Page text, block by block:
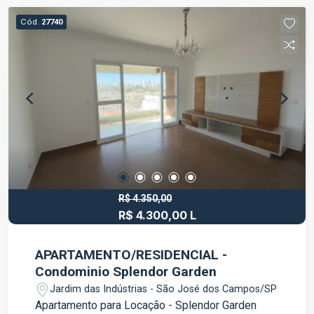
conta com comércios, escolas, supermercados,
serviços e diversas conveniências que garantem
praticidade no dia a dia. Ideal para projetos
residenciais, o terreno reúne localização
privilegiada, ótima metragem e excelente
potencial de valorização. Entre em contato para
mais informações e agende uma visita.
Cód. 27740
R$ 4.350,00
R$ 4.300,00 L
APARTAMENTO/RESIDENCIAL -
Condominio Splendor Garden
Jardim das Indústrias - São José dos Campos/SP
Apartamento para Locação - Splendor Garden